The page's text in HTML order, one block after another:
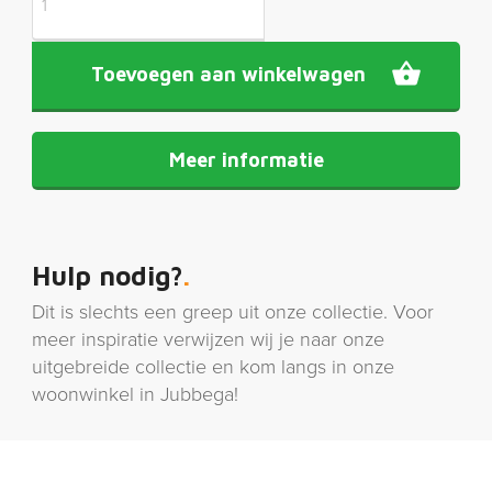
Toevoegen aan winkelwagen
Meer informatie
Hulp nodig?
Dit is slechts een greep uit onze collectie. Voor
meer inspiratie verwijzen wij je naar onze
uitgebreide collectie en kom langs in onze
woonwinkel in Jubbega!